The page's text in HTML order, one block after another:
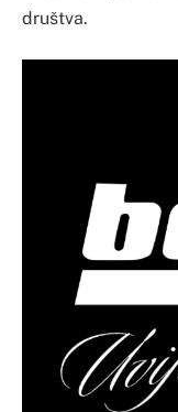
društva.